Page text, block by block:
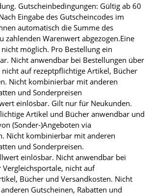
Gutscheinbedingungen: Gültig ab 60
Eingabe des Gutscheincodes im
automatisch die Summe des
zahlenden Warenwert abgezogen.Eine
möglich. Pro Bestellung ein
Nicht anwendbar bei Bestellungen über
auf rezeptpflichtige Artikel, Bücher
Nicht kombinierbar mit anderen
und Sonderpreisen
einlösbar. Gilt nur für Neukunden.
Artikel und Bücher anwendbar und
(Sonder-)Angeboten via
Nicht kombinierbar mit anderen
und Sonderpreisen.
einlösbar. Nicht anwendbar bei
Vergleichsportale, nicht auf
Bücher und Versandkosten. Nicht
Gutscheinen, Rabatten und